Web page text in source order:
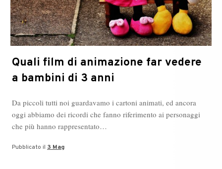
Quali film di animazione far vedere
a bambini di 3 anni
Da piccoli tutti noi guardavamo i cartoni animati, ed ancora
oggi abbiamo dei ricordi che fanno riferimento ai personaggi
che più hanno rappresentato…
Pubblicato il 3 Mag